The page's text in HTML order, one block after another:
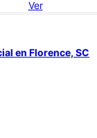
Ver
en Florence, SC